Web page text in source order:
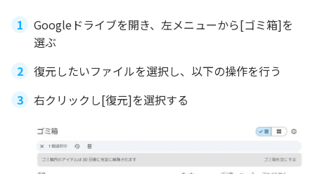
Googleドライブを開き、左メニューから[ゴミ箱]を
選ぶ
復元したいファイルを選択し、以下の操作を行う
右クリックし[復元]を選択する